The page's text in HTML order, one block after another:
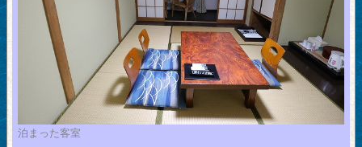
泊まった客室